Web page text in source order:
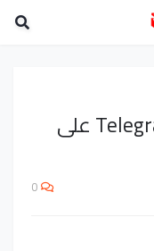
كيف يمكنني استخدام Telegram على
0